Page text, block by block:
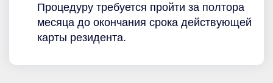
Процедуру требуется пройти за полтора
месяца до окончания срока действующей
карты резидента.